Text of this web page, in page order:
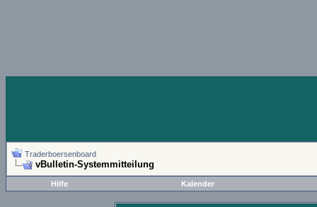
Traderboersenboard
vBulletin-Systemmitteilung
Hilfe Kalender